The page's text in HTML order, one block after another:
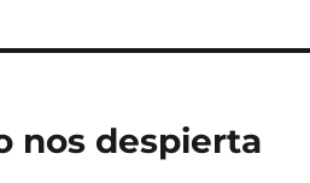
nos despierta